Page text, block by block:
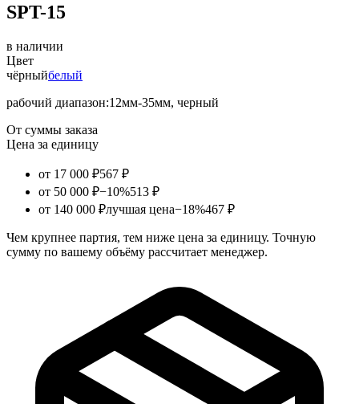
SPT-15
в наличии
Цвет
чёрныйбелый
рабочий диапазон:12мм-35мм, черный
От суммы заказа
Цена за единицу
от 17 000 ₽567 ₽
от 50 000 ₽−10%513 ₽
от 140 000 ₽лучшая цена−18%467 ₽
Чем крупнее партия, тем ниже цена за единицу. Точную
сумму по вашему объёму рассчитает менеджер.